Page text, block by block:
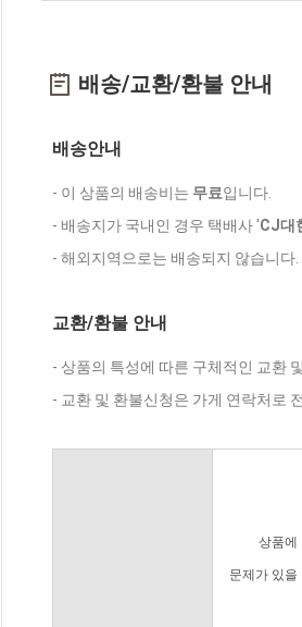
배송/교환/환불 안내
배송안내
- 이 상품의 배송비는 무료입니다.
- 배송지가 국내인 경우 택배사 'CJ대
- 해외지역으로는 배송되지 않습니다.
교환/환불 안내
- 상품의 특성에 따른 구체적인 교환
- 교환 및 환불신청은 가게 연락처로
상품에
문제가 있을